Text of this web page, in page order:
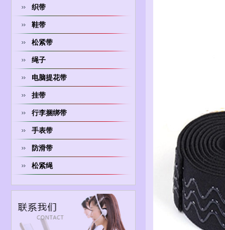
织带
鞋带
松紧带
绳子
电脑提花带
挂带
行李捆绑带
手表带
防滑带
松紧绳